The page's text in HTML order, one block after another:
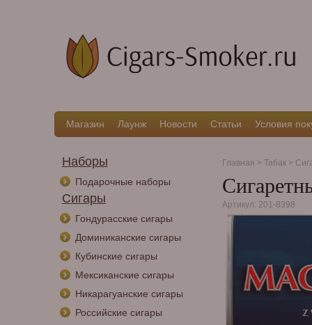
Магазин Лаунж Новости Статьи Условия
Наборы
Подарочные наборы
Сигары
Гондурасские сигары
Доминиканские сигары
Кубинские сигары
Мексиканские сигары
Никарагуанские сигары
Российские сигары
Главная > Табак>
Артикул: 201-8398